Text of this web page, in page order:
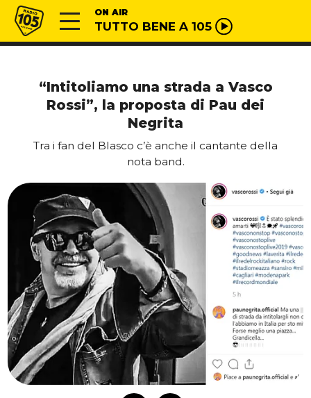
Vai al contenuto
Radio 105 ON AIR
TUTTO BENE A 105
“Intitoliamo una strada a Vasco
Rossi”, la proposta di Pau dei
Negrita
Tra i fan del Blasco c’è anche il cantante della
nota band.